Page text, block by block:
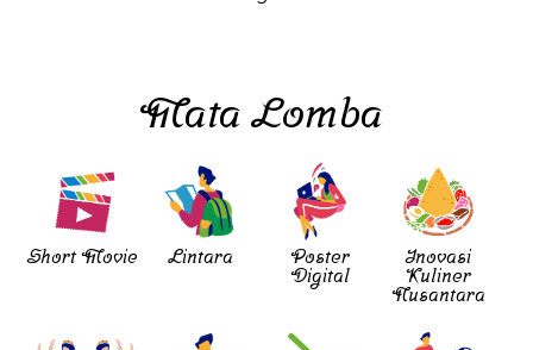
Mata Lomba
Short Movie Lintara
Poster
Digital
Inovasi
Kuliner
Nusantara